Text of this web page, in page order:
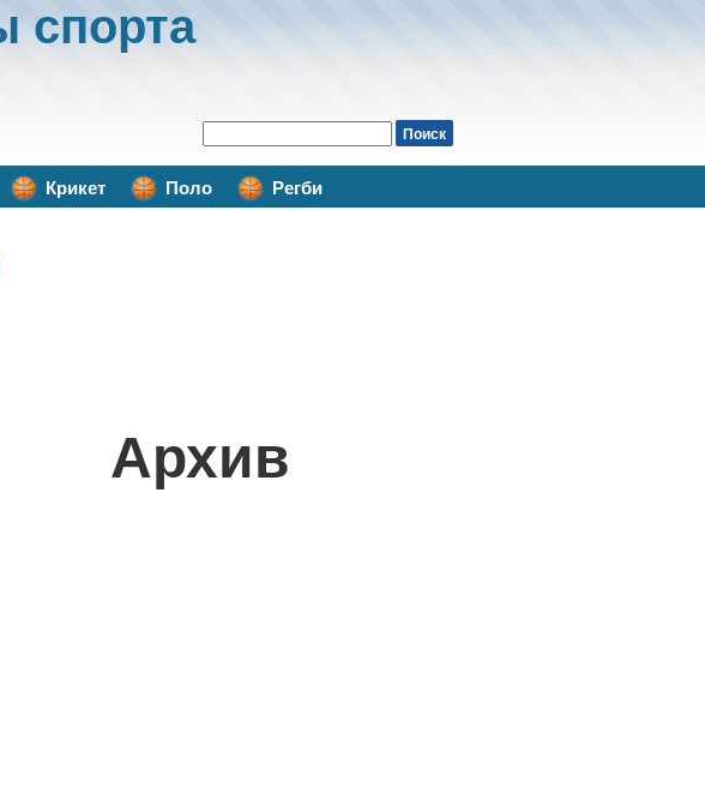
спорта
Крикет Поло Регби
Архив